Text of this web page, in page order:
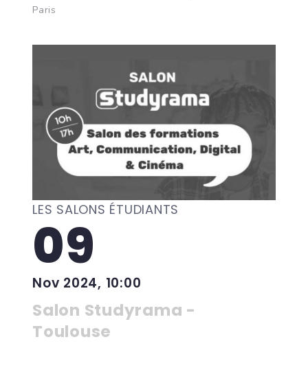
Paris
LES SALONS ÉTUDIANTS
09
Nov 2024, 10:00
Salon Studyrama -
Toulouse